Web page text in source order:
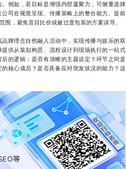
例如，若目标是增强内部凝聚力，可侧重选择
司在视觉呈现、传播策略上的整合能力。提前
，避免盲目比价或被过度包装的方案误导。
牌理念自然融入活动中，实现传播与娱乐的双
供从策划构思、流程设计到现场执行的一站式
的逻辑：是否有清晰的主题设定？环节之间是
核心成员？是否具备应对突发状况的能力？这